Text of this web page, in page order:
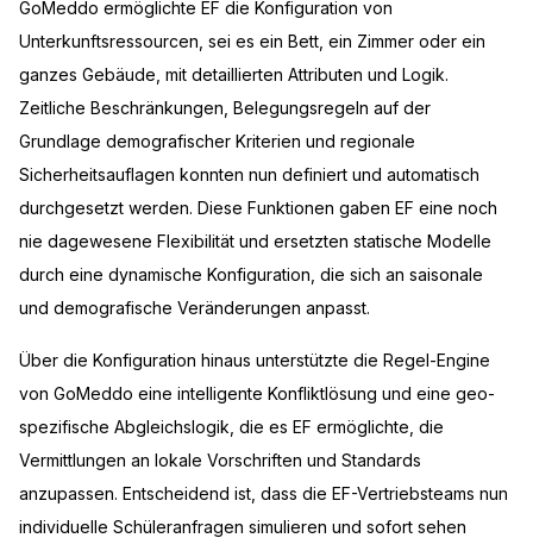
GoMeddo ermöglichte EF die Konfiguration von
Unterkunftsressourcen, sei es ein Bett, ein Zimmer oder ein
ganzes Gebäude, mit detaillierten Attributen und Logik.
Zeitliche Beschränkungen, Belegungsregeln auf der
Grundlage demografischer Kriterien und regionale
Sicherheitsauflagen konnten nun definiert und automatisch
durchgesetzt werden. Diese Funktionen gaben EF eine noch
nie dagewesene Flexibilität und ersetzten statische Modelle
durch eine dynamische Konfiguration, die sich an saisonale
und demografische Veränderungen anpasst.
Über die Konfiguration hinaus unterstützte die Regel-Engine
von GoMeddo eine intelligente Konfliktlösung und eine geo-
spezifische Abgleichslogik, die es EF ermöglichte, die
Vermittlungen an lokale Vorschriften und Standards
anzupassen. Entscheidend ist, dass die EF-Vertriebsteams nun
individuelle Schüleranfragen simulieren und sofort sehen